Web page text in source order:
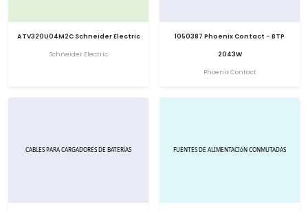
ATV320U04M2C Schneider Electric
Schneider Electric
1050387 Phoenix Contact - BTP
2043W
Phoenix Contact